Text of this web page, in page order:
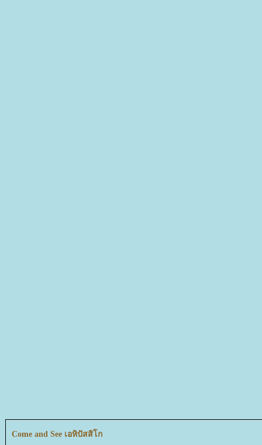
Come and See เอหิปัสสิโก